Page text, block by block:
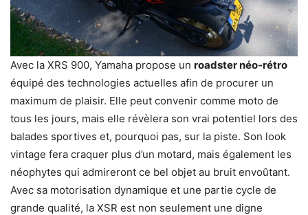
Avec la XRS 900, Yamaha propose un roadster néo-rétro
équipé des technologies actuelles afin de procurer un
maximum de plaisir. Elle peut convenir comme moto de
tous les jours, mais elle révèlera son vrai potentiel lors des
balades sportives et, pourquoi pas, sur la piste. Son look
vintage fera craquer plus d’un motard, mais également les
néophytes qui admireront ce bel objet au bruit envoûtant.
Avec sa motorisation dynamique et une partie cycle de
grande qualité, la XSR est non seulement une digne